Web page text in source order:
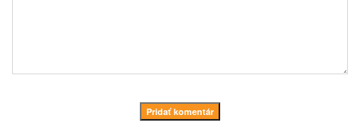
Pridať komentár